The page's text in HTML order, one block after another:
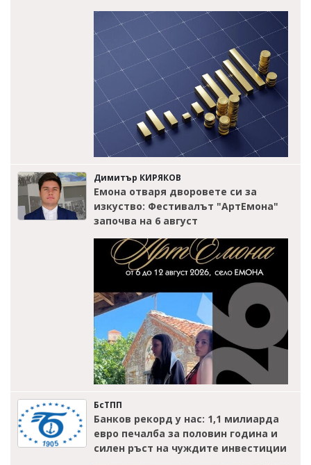
Димитър КИРЯКОВ
Емона отваря дворовете си за
изкуство: Фестивалът "АртЕмона"
започва на 6 август
БсТПП
Банков рекорд у нас: 1,1 милиарда
евро печалба за половин година и
силен ръст на чуждите инвестиции